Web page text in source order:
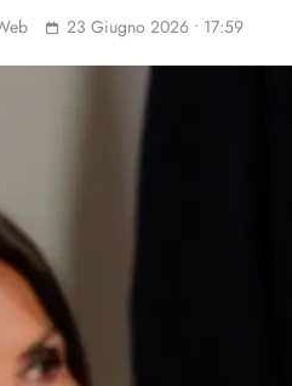
23 Giugno 2026 • 17:59